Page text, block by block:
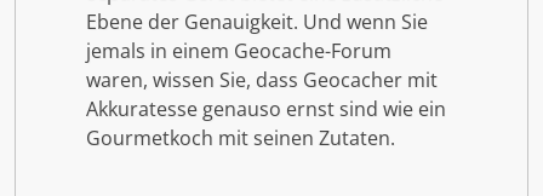
Ebene der Genauigkeit. Und wenn Sie
jemals in einem Geocache-Forum
waren, wissen Sie, dass Geocacher mit
Akkuratesse genauso ernst sind wie ein
Gourmetkoch mit seinen Zutaten.